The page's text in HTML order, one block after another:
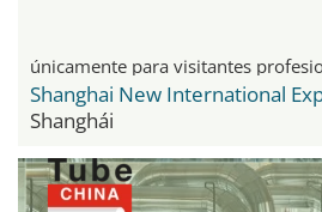
únicamente para visitantes
Shanghái